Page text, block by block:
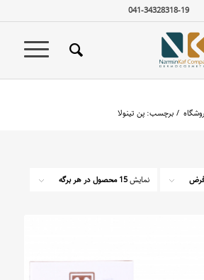
041-34328318-19
/ برچسب: پن تینولا
نمایش15 محصول در هر برگه